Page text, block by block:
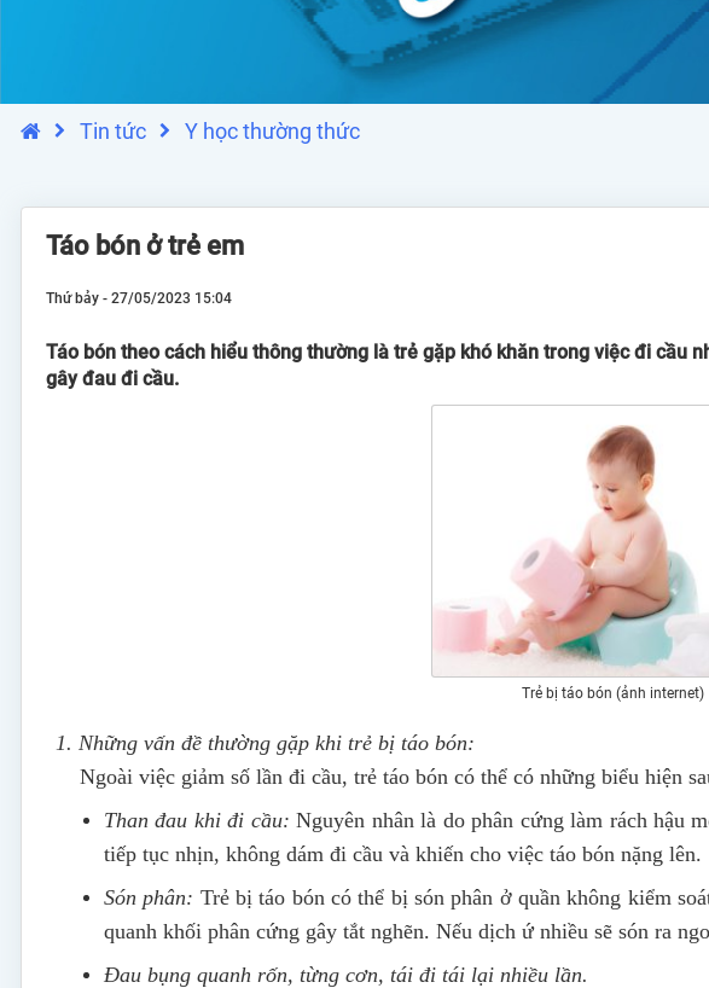
Tin tức Y học thường thức
Táo bón ở trẻ em
Thứ bảy - 27/05/2023 15:04
Táo bón theo cách hiểu thông thường là trẻ gặp khó khăn trong việc đi cầu
gây đau đi cầu.
Trẻ bị táo bón (ảnh internet)
1. Những vấn đề thường gặp khi trẻ bị táo bón:
Ngoài việc giảm số lần đi cầu, trẻ táo bón có thể có những biểu hiện
Than đau khi đi cầu:Nguyên nhân là do phân cứng làm rách hậu
tiếp tục nhịn, không dám đi cầu và khiến cho việc táo bón nặng lên.
Són phân: Trẻ bị táo bón có thể bị són phân ở quần không kiểm
quanh khối phân cứng gây tắt nghẽn. Nếu dịch ứ nhiều sẽ són ra
Đau bụng quanh rốn, từng cơn, tái đi tái lại nhiều lần.